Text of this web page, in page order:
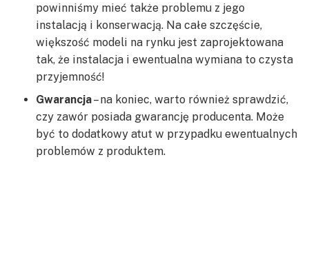
powinniśmy mieć także problemu z jego
instalacją i konserwacją. Na całe szczęście,
większość modeli na rynku jest zaprojektowana
tak, że instalacja i ewentualna wymiana to czysta
przyjemność!
Gwarancja– na koniec, warto również sprawdzić,
czy zawór posiada gwarancję producenta. Może
być to dodatkowy atut w przypadku ewentualnych
problemów z produktem.